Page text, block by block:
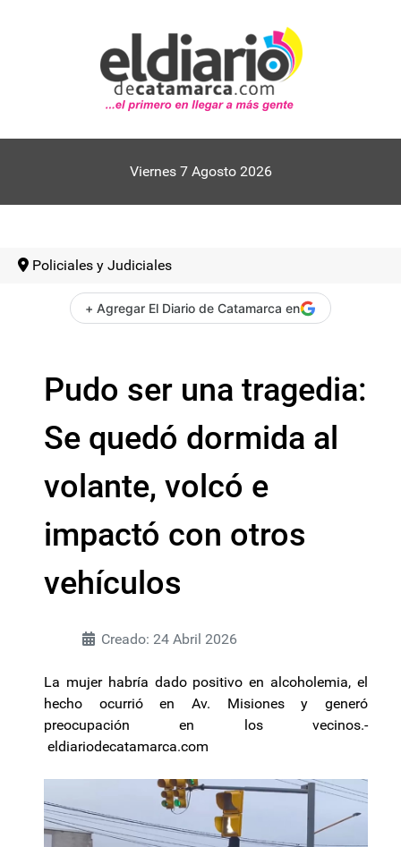
Viernes 7 Agosto 2026
Policiales y Judiciales
+ Agregar El Diario de Catamarca en
Pudo ser una tragedia:
Se quedó dormida al
volante, volcó e
impactó con otros
vehículos
Creado: 24 Abril 2026
La mujer habría dado positivo en alcoholemia, el
hecho ocurrió en Av. Misiones y generó
preocupación en los vecinos.-
eldiariodecatamarca.com